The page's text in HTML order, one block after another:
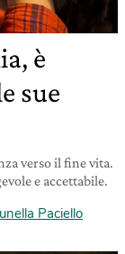
è
sue
verso il fine vita.
e accettabile.
Paciello